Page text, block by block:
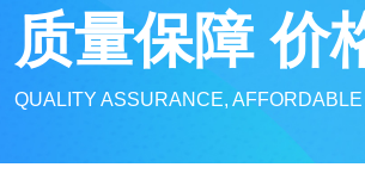
质量保障 价
QUALITY ASSURANCE,